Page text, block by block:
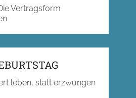
Vertragsform
leben, statt erzwungen